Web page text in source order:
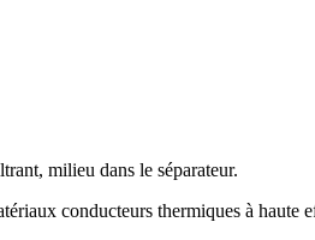
milieu dans le séparateur.
conducteurs thermiques à